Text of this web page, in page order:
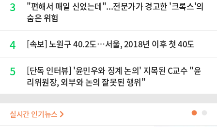
3
"편해서 매일 신었는데"...전문가가 경고한 '크록스'의
숨은 위험
4 [속보] 노원구 40.2도…서울, 2018년 이후 첫 40도
5
[단독 인터뷰] '윤민우와 징계 논의' 지목된 C교수 "윤
리위원장, 외부와 논의 잘못된 행위"
실시간 인기뉴스 ●